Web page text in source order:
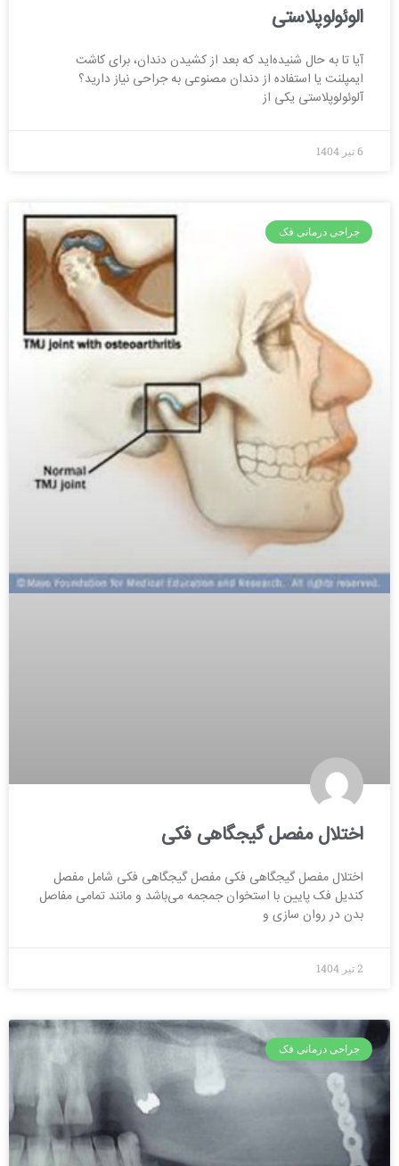
الوئولوپلاستی
آیا تا به حال شنیده‌اید که بعد از کشیدن دندان، برای کاشت
ایمپلنت یا استفاده از دندان مصنوعی به جراحی نیاز دارید؟
آلوئولوپلاستی یکی از
6 تیر 1404
جراحی درمانی فک
اختلال مفصل گیجگاهی فکی
اختلال مفصل گیجگاهی فکی مفصل گیجگاهی فکی شامل مفصل
کندیل فک پایین با استخوان جمجمه می‌باشد و مانند تمامی مفاصل
بدن در روان سازی و
2 تیر 1404
جراحی درمانی فک